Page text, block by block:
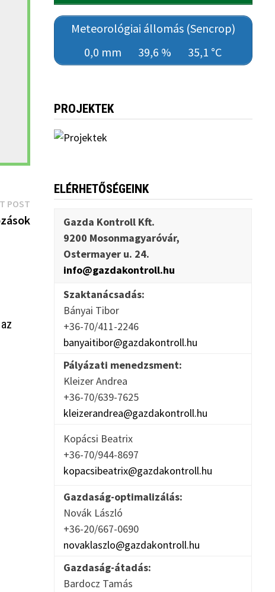
POSTNext
post:
Meteorológiai állomás (Sencrop)
0,0 mm
39,6 % 35,1 °C
PROJEKTEK
ELÉRHETŐSÉGEINK
Gazda Kontroll Kft.
9200 Mosonmagyaróvár,
Ostermayer u. 24.
info@gazdakontroll.hu
Szaktanácsadás:
Bányai Tibor
+36-70/411-2246
banyaitibor@gazdakontroll.hu
Pályázati menedzsment:
Kleizer Andrea
+36-70/639-7625
kleizerandrea@gazdakontroll.hu
Kopácsi Beatrix
+36-70/944-8697
kopacsibeatrix@gazdakontroll.hu
Gazdaság-optimalizálás:
Novák László
+36-20/667-0690
novaklaszlo@gazdakontroll.hu
Gazdaság-átadás:
Bardocz Tamás